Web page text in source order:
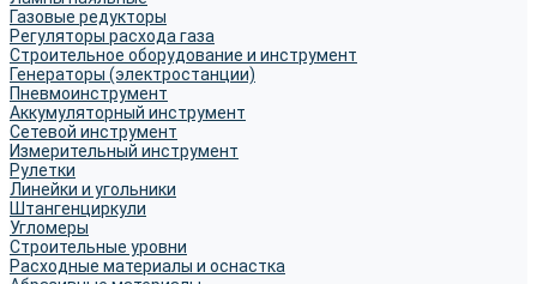
Газовые редукторы
Регуляторы расхода газа
Строительное оборудование и инструмент
Генераторы (электростанции)
Пневмоинструмент
Аккумуляторный инструмент
Сетевой инструмент
Измерительный инструмент
Рулетки
Линейки и угольники
Штангенциркули
Угломеры
Строительные уровни
Расходные материалы и оснастка